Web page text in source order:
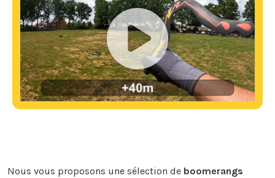
Nous vous proposons une sélection de boomerangs